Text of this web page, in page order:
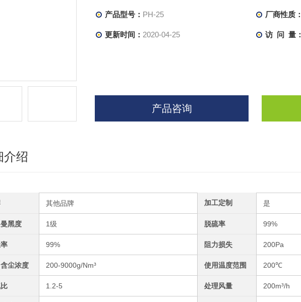
产品型号： PH-25 厂商性质：
更新时间： 2020-04-25 访 问 量：
产品咨询
介绍
其他品牌 加工定制 是
黑度 1级 脱硫率 99%
99% 阻力损失 200Pa
尘浓度 200-9000g/Nm³ 使用温度范围 200℃
1.2-5 处理风量 200m³/h